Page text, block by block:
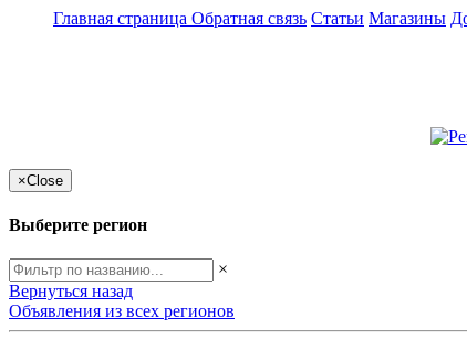
Главная страница Обратная связь Статьи Магазины
×Close
Выберите регион
×
Вернуться назад
Объявления из всех регионов